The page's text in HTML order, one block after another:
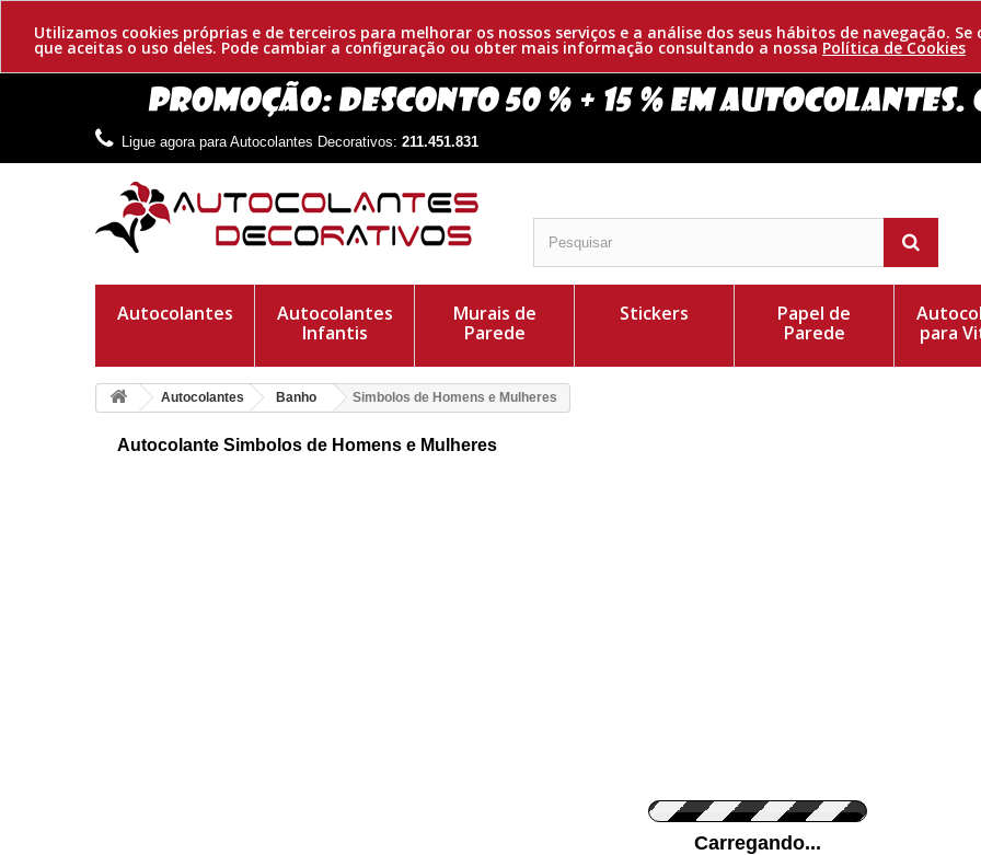
Utilizamos cookies próprias e de terceiros para melhorar os nossos serviços e a análise dos seus hábitos de navegação.
que aceitas o uso deles. Pode cambiar a configuração ou obter mais informação consultando a nossa Política de Cookies
Ligue agora para Autocolantes Decorativos: 211.451.831
Autocolantes
Autocolantes
Infantis
Murais de
Parede
Stickers
Papel de
Parede
para
Autocolantes Banho Simbolos de Homens e Mulheres
Autocolante Simbolos de Homens e Mulheres
Carregando...
Ponha a sua foto